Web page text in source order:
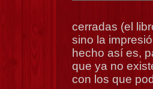
cerradas (el
sino la
hecho así es,
que ya no
con los que